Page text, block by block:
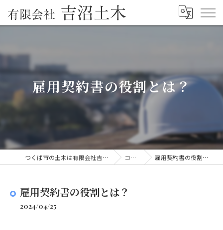
雇用契約書の役割とは？
つくば市の土木は有限会社吉沼土木 コラム 雇用契約書の役割とは？
雇用契約書の役割とは？
2024/04/25